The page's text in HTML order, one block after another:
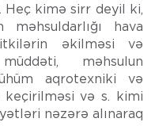
Heç kimə sirr deyil ki,
hava
əkilməsi və
məhsulun
aqrotexniki və
və s. kimi
nəzərə alınaraq